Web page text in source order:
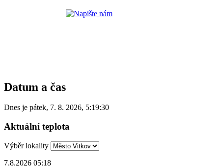
Datum a čas
Dnes je pátek, 7. 8. 2026, 5:19:30
Aktuální teplota
Výběr lokality
7.8.2026 05:18